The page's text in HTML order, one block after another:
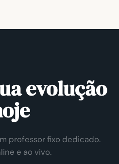
evolução
professor fixo dedicado.
e ao vivo.